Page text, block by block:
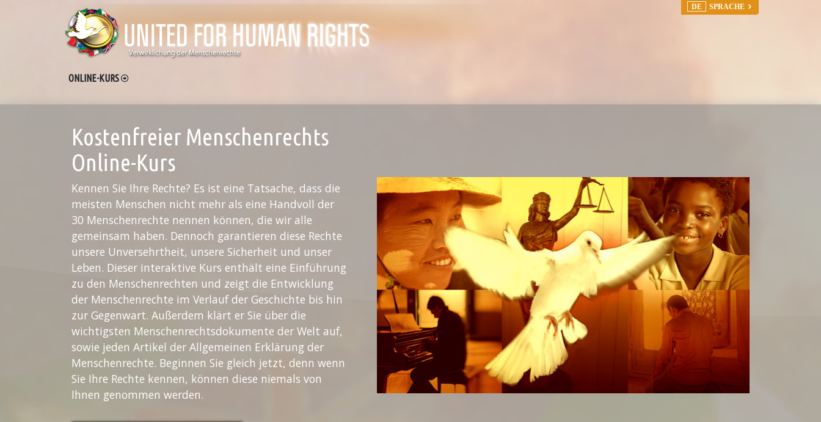
DE SPRACHE
ONLINE-KURS
Kostenfreier Menschenrechts
Online-Kurs
Kennen Sie Ihre Rechte? Es ist eine Tatsache, dass die
meisten Menschen nicht mehr als eine Handvoll der
30 Menschenrechte nennen können, die wir alle
gemeinsam haben. Dennoch garantieren diese Rechte
unsere Unversehrtheit, unsere Sicherheit und unser
Leben. Dieser interaktive Kurs enthält eine Einführung
zu den Menschenrechten und zeigt die Entwicklung
der Menschenrechte im Verlauf der Geschichte bis hin
zur Gegenwart. Außerdem klärt er Sie über die
wichtigsten Menschenrechtsdokumente der Welt auf,
sowie jeden Artikel der Allgemeinen Erklärung der
Menschenrechte. Beginnen Sie gleich jetzt, denn wenn
Sie Ihre Rechte kennen, können diese niemals von
Ihnen genommen werden.